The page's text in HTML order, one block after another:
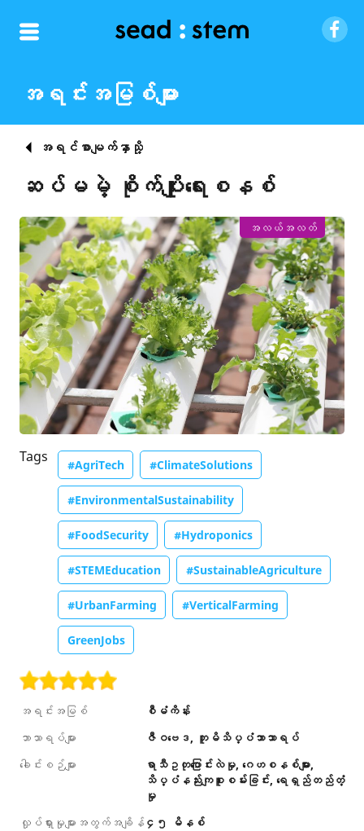
အရင်းအမြစ်များ
အရင်စာမျက်နှာသို့
ဆပ်မမဲ့ စိုက်ပျိုးရေးစနစ်
အလယ်အလတ်
Tags #AgriTech #ClimateSolutions
#EnvironmentalSustainability
#FoodSecurity #Hydroponics
#STEMEducation #SustainableAgriculture
#UrbanFarming #VerticalFarming
GreenJobs
အရင်းအမြစ်
စီမံကိန်း
ဘာသာရပ်များ
ဇီဝဗေဒ
ဘူမိသိပ္ပံဘာသာရပ်
ခေါင်းစဉ်များ
ရာသီဥတုပြောင်းလဲမှု ဂေဟစနစ်များ
သိပ္ပံနည်းကျစူးစမ်းခြင်း ရေရှည်တည်တံ့
မှု
လှုပ်ရှားမှုများအတွက်အချိန် ၄၅ မိနစ်